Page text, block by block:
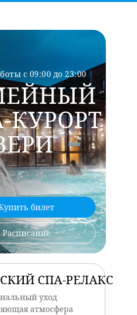
Расписание
билет
с 09:00 до 23:00
КУРОРТ
СПА-РЕЛАКС
уход
атмосфера